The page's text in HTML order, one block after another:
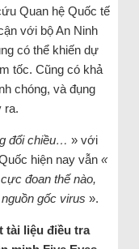
Quan hệ Quốc tế
với bộ An Ninh
có thể khiến dự
tốc. Cũng có khả
chóng, và đụng
ra.
đổi chiều… » với
hiện nay vẫn «
đoan thế nào,
gốc virus ».
tài liệu điều tra